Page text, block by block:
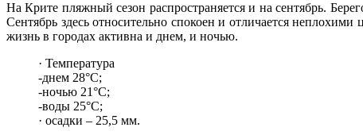
На Крите пляжный сезон распространяется и на сентябрь.
Сентябрь здесь относительно спокоен и отличается
жизнь в городах активна и днем, и ночью.
· Температура
-днем 28°C;
-ночью 21°C;
-воды 25°C;
· осадки – 25,5 мм.